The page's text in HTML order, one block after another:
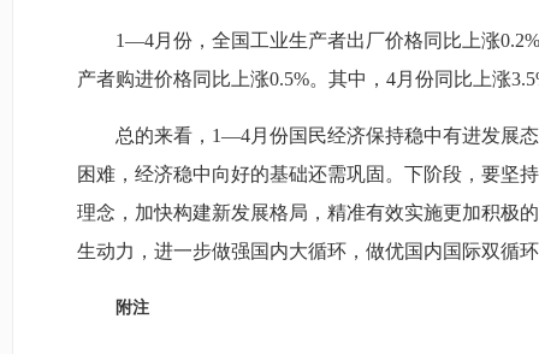
1—4月份，全国工业生产者出厂价格同比上涨
产者购进价格同比上涨0.5%。其中，4月份同比上涨
总的来看，1—4月份国民经济保持稳中有进发展
困难，经济稳中向好的基础还需巩固。下阶段，要坚
理念，加快构建新发展格局，精准有效实施更加积极
生动力，进一步做强国内大循环，做优国内国际双循
附注